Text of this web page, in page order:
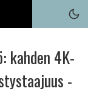
kahden 4K-
-